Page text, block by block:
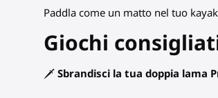
Paddla come un matto nel tuo
Giochi
🗡️Sbrandisci la tua doppia lama